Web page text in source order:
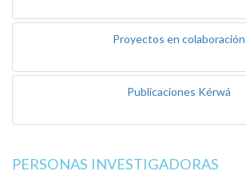
Proyectos en colaboración
Publicaciones Kérwá
PERSONAS INVESTIGADORAS